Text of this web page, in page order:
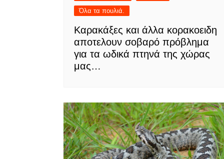
Όλα τα πουλιά.
Καρακάξες και άλλα κορακοειδη
αποτελουν σοβαρό πρόβλημα
για τα ωδικά πτηνά της χώρας
μας…